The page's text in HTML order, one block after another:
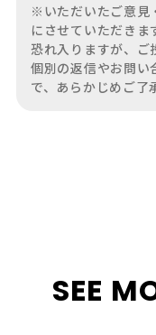
※いただいたご意見
にさせていただきま
恐れ入りますが、ご
個別の返信やお問い
で、あらかじめご了
SEE